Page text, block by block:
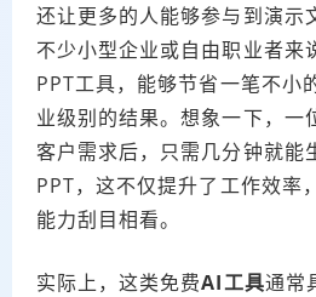
还让更多的人能够参与到演示
不少小型企业或自由职业者来
PPT工具，能够节省一笔不小
业级别的结果。想象一下，一
客户需求后，只需几分钟就能
PPT，这不仅提升了工作效率
能力刮目相看。
实际上，这类免费AI工具通常